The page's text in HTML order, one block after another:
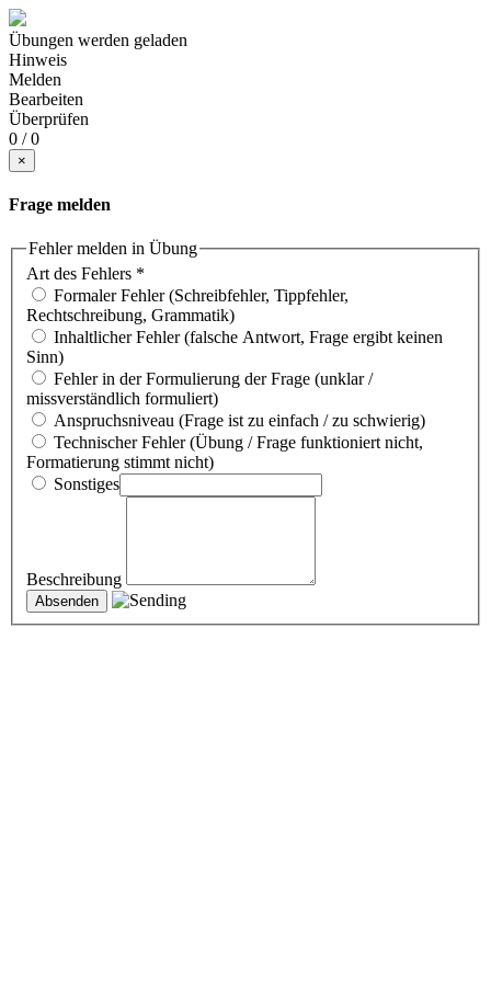
Übungen werden geladen
Hinweis
Melden
Bearbeiten
Überprüfen
0 / 0
×
Frage melden
Fehler melden in Übung
Art des Fehlers *
Formaler Fehler (Schreibfehler, Tippfehler,
Rechtschreibung, Grammatik)
Inhaltlicher Fehler (falsche Antwort, Frage ergibt keinen
Sinn)
Fehler in der Formulierung der Frage (unklar /
missverständlich formuliert)
Anspruchsniveau (Frage ist zu einfach / zu schwierig)
Technischer Fehler (Übung / Frage funktioniert nicht,
Formatierung stimmt nicht)
Sonstiges
Beschreibung